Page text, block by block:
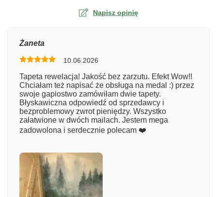
Napisz opinię
Numer zamówienia
Imię
Żaneta
10.06.2026
Tapeta rewelacja! Jakość bez zarzutu. Efekt Wow!!
Chciałam też napisać że obsługa na medal :) przez
swoje gapiostwo zamówiłam dwie tapety.
Błyskawiczna odpowiedź od sprzedawcy i
bezproblemowy zwrot pieniędzy. Wszystko
załatwione w dwóch mailach. Jestem mega
zadowolona i serdecznie polecam ❤️